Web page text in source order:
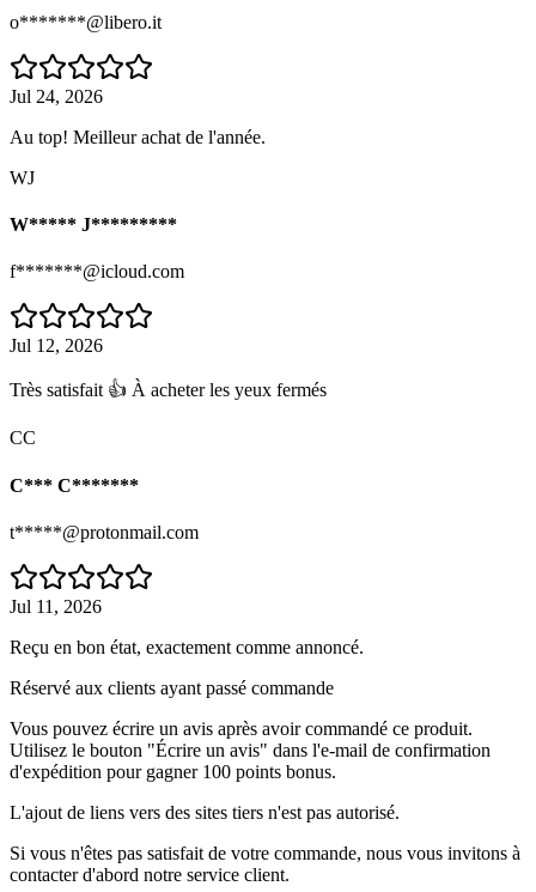
o*******@libero.it
Jul 24, 2026
Au top! Meilleur achat de l'année.
WJ
W***** J*********
f*******@icloud.com
Jul 12, 2026
Très satisfait 👍 À acheter les yeux fermés
CC
C*** C*******
t*****@protonmail.com
Jul 11, 2026
Reçu en bon état, exactement comme annoncé.
Réservé aux clients ayant passé commande
Vous pouvez écrire un avis après avoir commandé ce produit.
Utilisez le bouton "Écrire un avis" dans l'e-mail de confirmation
d'expédition pour gagner 100 points bonus.
L'ajout de liens vers des sites tiers n'est pas autorisé.
Si vous n'êtes pas satisfait de votre commande, nous vous invitons à
contacter d'abord notre service client.